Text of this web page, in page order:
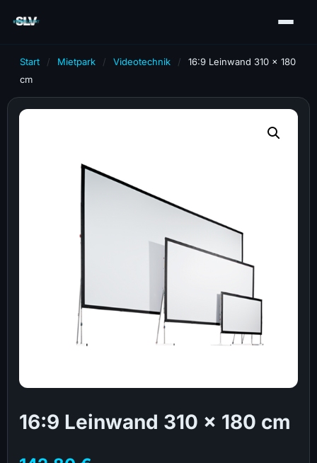
Start / Mietpark / Videotechnik /
16:9 Leinwand 310 x 180
cm
16:9 Leinwand 310 x 180 cm